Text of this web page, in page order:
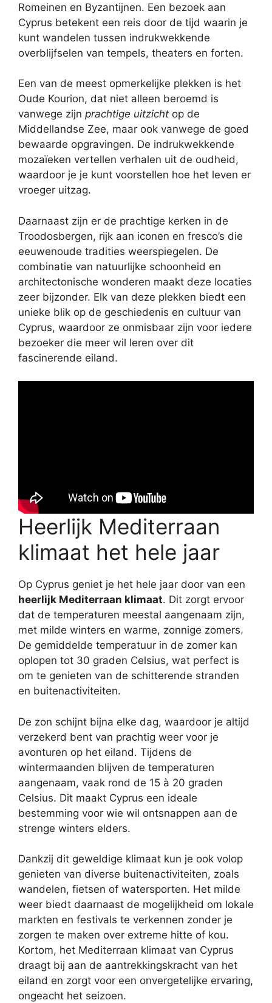
Romeinen en Byzantijnen. Een bezoek aan
Cyprus betekent een reis door de tijd waarin je
kunt wandelen tussen indrukwekkende
overblijfselen van tempels, theaters en forten.
Een van de meest opmerkelijke plekken is het
Oude Kourion, dat niet alleen beroemd is
vanwege zijn prachtige uitzicht op de
Middellandse Zee, maar ook vanwege de goed
bewaarde opgravingen. De indrukwekkende
mozaïeken vertellen verhalen uit de oudheid,
waardoor je je kunt voorstellen hoe het leven er
vroeger uitzag.
Daarnaast zijn er de prachtige kerken in de
Troodosbergen, rijk aan iconen en fresco’s die
eeuwenoude tradities weerspiegelen. De
combinatie van natuurlijke schoonheid en
architectonische wonderen maakt deze locaties
zeer bijzonder. Elk van deze plekken biedt een
unieke blik op de geschiedenis en cultuur van
Cyprus, waardoor ze onmisbaar zijn voor iedere
bezoeker die meer wil leren over dit
fascinerende eiland.
Heerlijk Mediterraan
klimaat het hele jaar
Op Cyprus geniet je het hele jaar door van een
heerlijk Mediterraan klimaat. Dit zorgt ervoor
dat de temperaturen meestal aangenaam zijn,
met milde winters en warme, zonnige zomers.
De gemiddelde temperatuur in de zomer kan
oplopen tot 30 graden Celsius, wat perfect is
om te genieten van de schitterende stranden
en buitenactiviteiten.
De zon schijnt bijna elke dag, waardoor je altijd
verzekerd bent van prachtig weer voor je
avonturen op het eiland. Tijdens de
wintermaanden blijven de temperaturen
aangenaam, vaak rond de 15 à 20 graden
Celsius. Dit maakt Cyprus een ideale
bestemming voor wie wil ontsnappen aan de
strenge winters elders.
Dankzij dit geweldige klimaat kun je ook volop
genieten van diverse buitenactiviteiten, zoals
wandelen, fietsen of watersporten. Het milde
weer biedt daarnaast de mogelijkheid om lokale
markten en festivals te verkennen zonder je
zorgen te maken over extreme hitte of kou.
Kortom, het Mediterraan klimaat van Cyprus
draagt bij aan de aantrekkingskracht van het
eiland en zorgt voor een onvergetelijke ervaring,
ongeacht het seizoen.